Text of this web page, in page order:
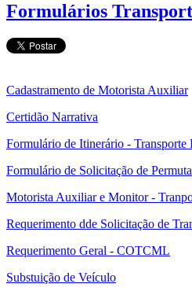
Formulários
Cadastramento de Motorista Auxiliar
Certidão Narrativa
Formulário de Itinerário - Transporte
Formulário de Solicitação de Permuta
Motorista Auxiliar e Monitor -
Requerimento dde Solicitação de
Requerimento Geral - COTCML
Substuição de Veículo